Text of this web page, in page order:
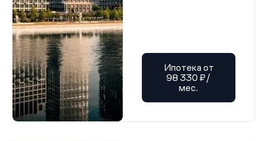
Ипотека от
98 330 ₽/
мес.